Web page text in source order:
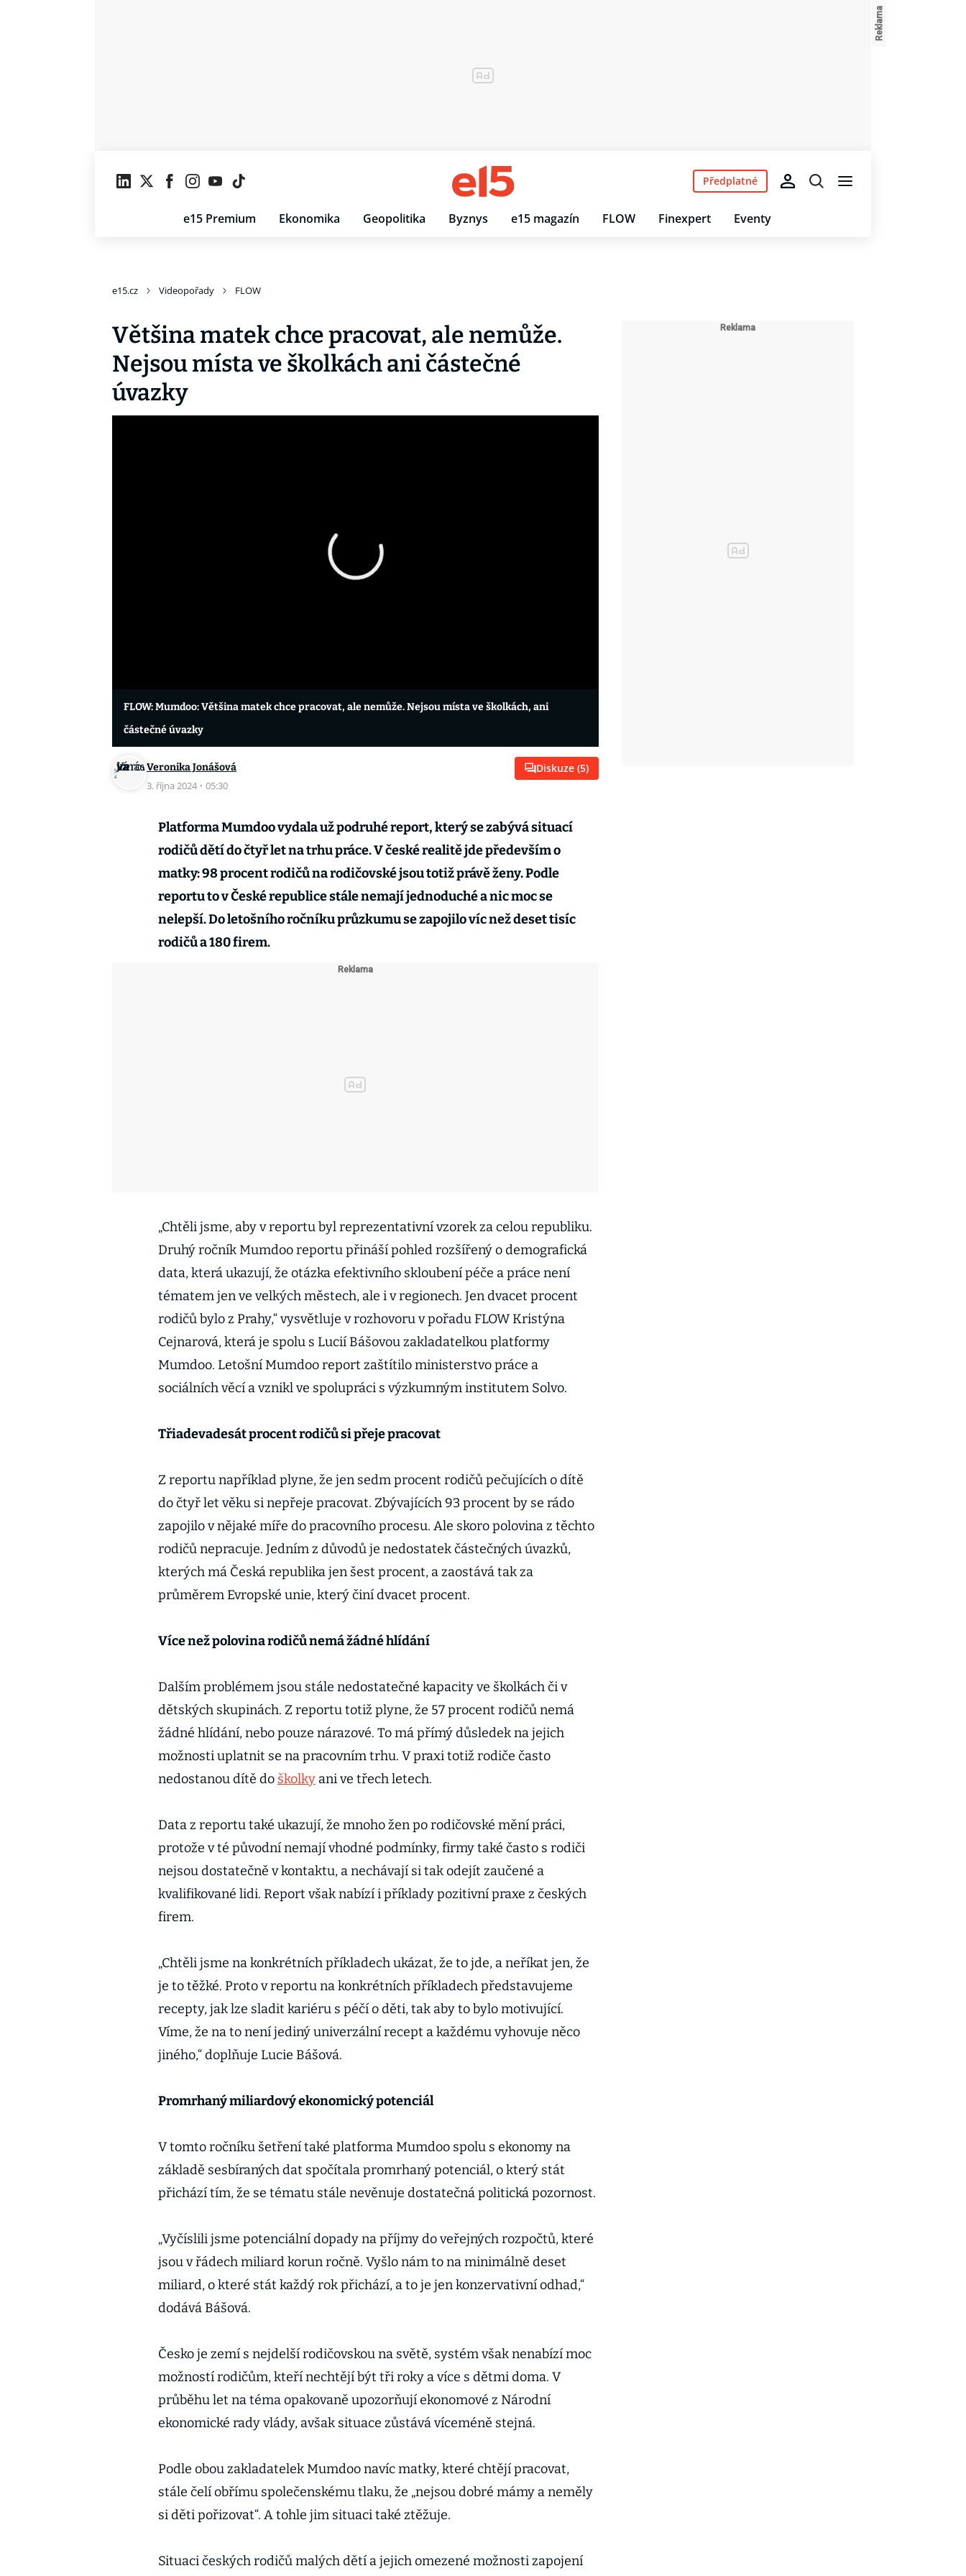
e15 Premium Ekonomika Geopolitika Byznys e15 magazín FLOW Finexpert Eventy
Předplatné
e15.cz Videopořady FLOW
Většina matek chce pracovat, ale nemůže.
Nejsou místa ve školkách ani částečné
úvazky
FLOW: Mumdoo: Většina matek chce pracovat, ale nemůže. Nejsou místa ve školkách, ani
částečné úvazky
Veronika Jonášová
3. října 2024 · 05:30
Diskuze (5)
Platforma Mumdoo vydala už podruhé report, který se zabývá situací
rodičů dětí do čtyř let na trhu práce. V české realitě jde především o
matky: 98 procent rodičů na rodičovské jsou totiž právě ženy. Podle
reportu to v České republice stále nemají jednoduché a nic moc se
nelepší. Do letošního ročníku průzkumu se zapojilo víc než deset tisíc
rodičů a 180 firem.
„Chtěli jsme, aby v reportu byl reprezentativní vzorek za celou republiku.
Druhý ročník Mumdoo reportu přináší pohled rozšířený o demografická
data, která ukazují, že otázka efektivního skloubení péče a práce není
tématem jen ve velkých městech, ale i v regionech. Jen dvacet procent
rodičů bylo z Prahy,“ vysvětluje v rozhovoru v pořadu FLOW Kristýna
Cejnarová, která je spolu s Lucií Bášovou zakladatelkou platformy
Mumdoo. Letošní Mumdoo report zaštítilo ministerstvo práce a
sociálních věcí a vznikl ve spolupráci s výzkumným institutem Solvo.
Třiadevadesát procent rodičů si přeje pracovat
Z reportu například plyne, že jen sedm procent rodičů pečujících o dítě
do čtyř let věku si nepřeje pracovat. Zbývajících 93 procent by se rádo
zapojilo v nějaké míře do pracovního procesu. Ale skoro polovina z těchto
rodičů nepracuje. Jedním z důvodů je nedostatek částečných úvazků,
kterých má Česká republika jen šest procent, a zaostává tak za
průměrem Evropské unie, který činí dvacet procent.
Více než polovina rodičů nemá žádné hlídání
Dalším problémem jsou stále nedostatečné kapacity ve školkách či v
dětských skupinách. Z reportu totiž plyne, že 57 procent rodičů nemá
žádné hlídání, nebo pouze nárazové. To má přímý důsledek na jejich
možnosti uplatnit se na pracovním trhu. V praxi totiž rodiče často
nedostanou dítě do školky ani ve třech letech.
Data z reportu také ukazují, že mnoho žen po rodičovské mění práci,
protože v té původní nemají vhodné podmínky, firmy také často s rodiči
nejsou dostatečně v kontaktu, a nechávají si tak odejít zaučené a
kvalifikované lidi. Report však nabízí i příklady pozitivní praxe z českých
firem.
„Chtěli jsme na konkrétních příkladech ukázat, že to jde, a neříkat jen, že
je to těžké. Proto v reportu na konkrétních příkladech představujeme
recepty, jak lze sladit kariéru s péčí o děti, tak aby to bylo motivující.
Víme, že na to není jediný univerzální recept a každému vyhovuje něco
jiného,“ doplňuje Lucie Bášová.
Promrhaný miliardový ekonomický potenciál
V tomto ročníku šetření také platforma Mumdoo spolu s ekonomy na
základě sesbíraných dat spočítala promrhaný potenciál, o který stát
přichází tím, že se tématu stále nevěnuje dostatečná politická pozornost.
„Vyčíslili jsme potenciální dopady na příjmy do veřejných rozpočtů, které
jsou v řádech miliard korun ročně. Vyšlo nám to na minimálně deset
miliard, o které stát každý rok přichází, a to je jen konzervativní odhad,“
dodává Bášová.
Česko je zemí s nejdelší rodičovskou na světě, systém však nenabízí moc
možností rodičům, kteří nechtějí být tři roky a více s dětmi doma. V
průběhu let na téma opakovaně upozorňují ekonomové z Národní
ekonomické rady vlády, avšak situace zůstává víceméně stejná.
Podle obou zakladatelek Mumdoo navíc matky, které chtějí pracovat,
stále čelí obřímu společenskému tlaku, že „nejsou dobré mámy a neměly
si děti pořizovat“. A tohle jim situaci také ztěžuje.
Situaci českých rodičů malých dětí a jejich omezené možnosti zapojení